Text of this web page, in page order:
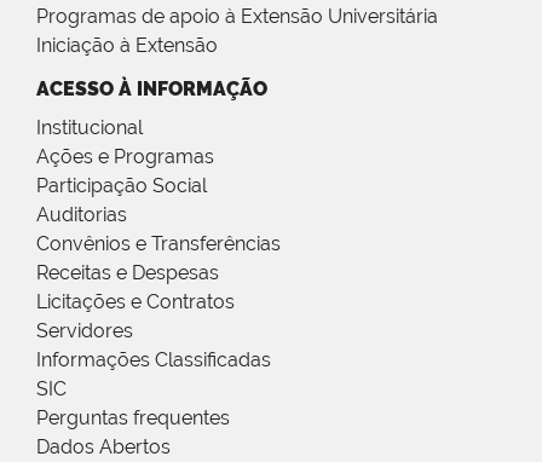
Programas de apoio à Extensão Universitária
Iniciação à Extensão
ACESSO À INFORMAÇÃO
Institucional
Ações e Programas
Participação Social
Auditorias
Convênios e Transferências
Receitas e Despesas
Licitações e Contratos
Servidores
Informações Classificadas
SIC
Perguntas frequentes
Dados Abertos